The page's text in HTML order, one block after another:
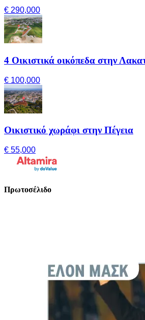
€ 290,000
4 Οικιστικά οικόπεδα στην
€ 100,000
Οικιστικό χωράφι στην Πέγεια
€ 55,000
Πρωτοσέλιδο